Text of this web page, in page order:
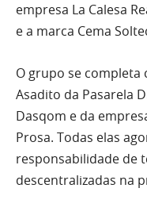
empresa La Calesa
e a marca Cema
O grupo se completa
Asadito da Pasarela
Dasqom e da
Prosa. Todas elas
responsabilidade de
descentralizadas na